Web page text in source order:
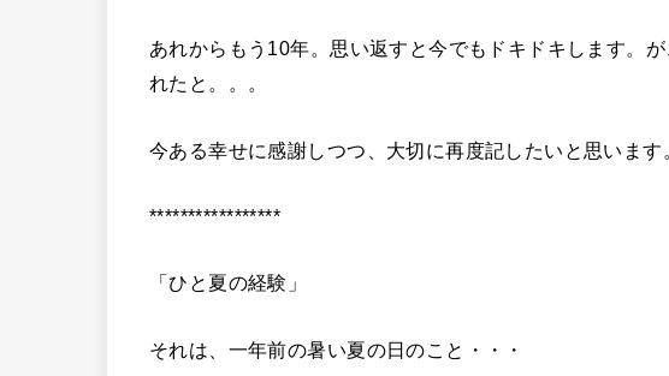
あれからもう10年。思い返すと今でもドキドキします。
れたと。。。
今ある幸せに感謝しつつ、大切に再度記したいと思います
*****************
「ひと夏の経験」
それは、一年前の暑い夏の日のこと・・・